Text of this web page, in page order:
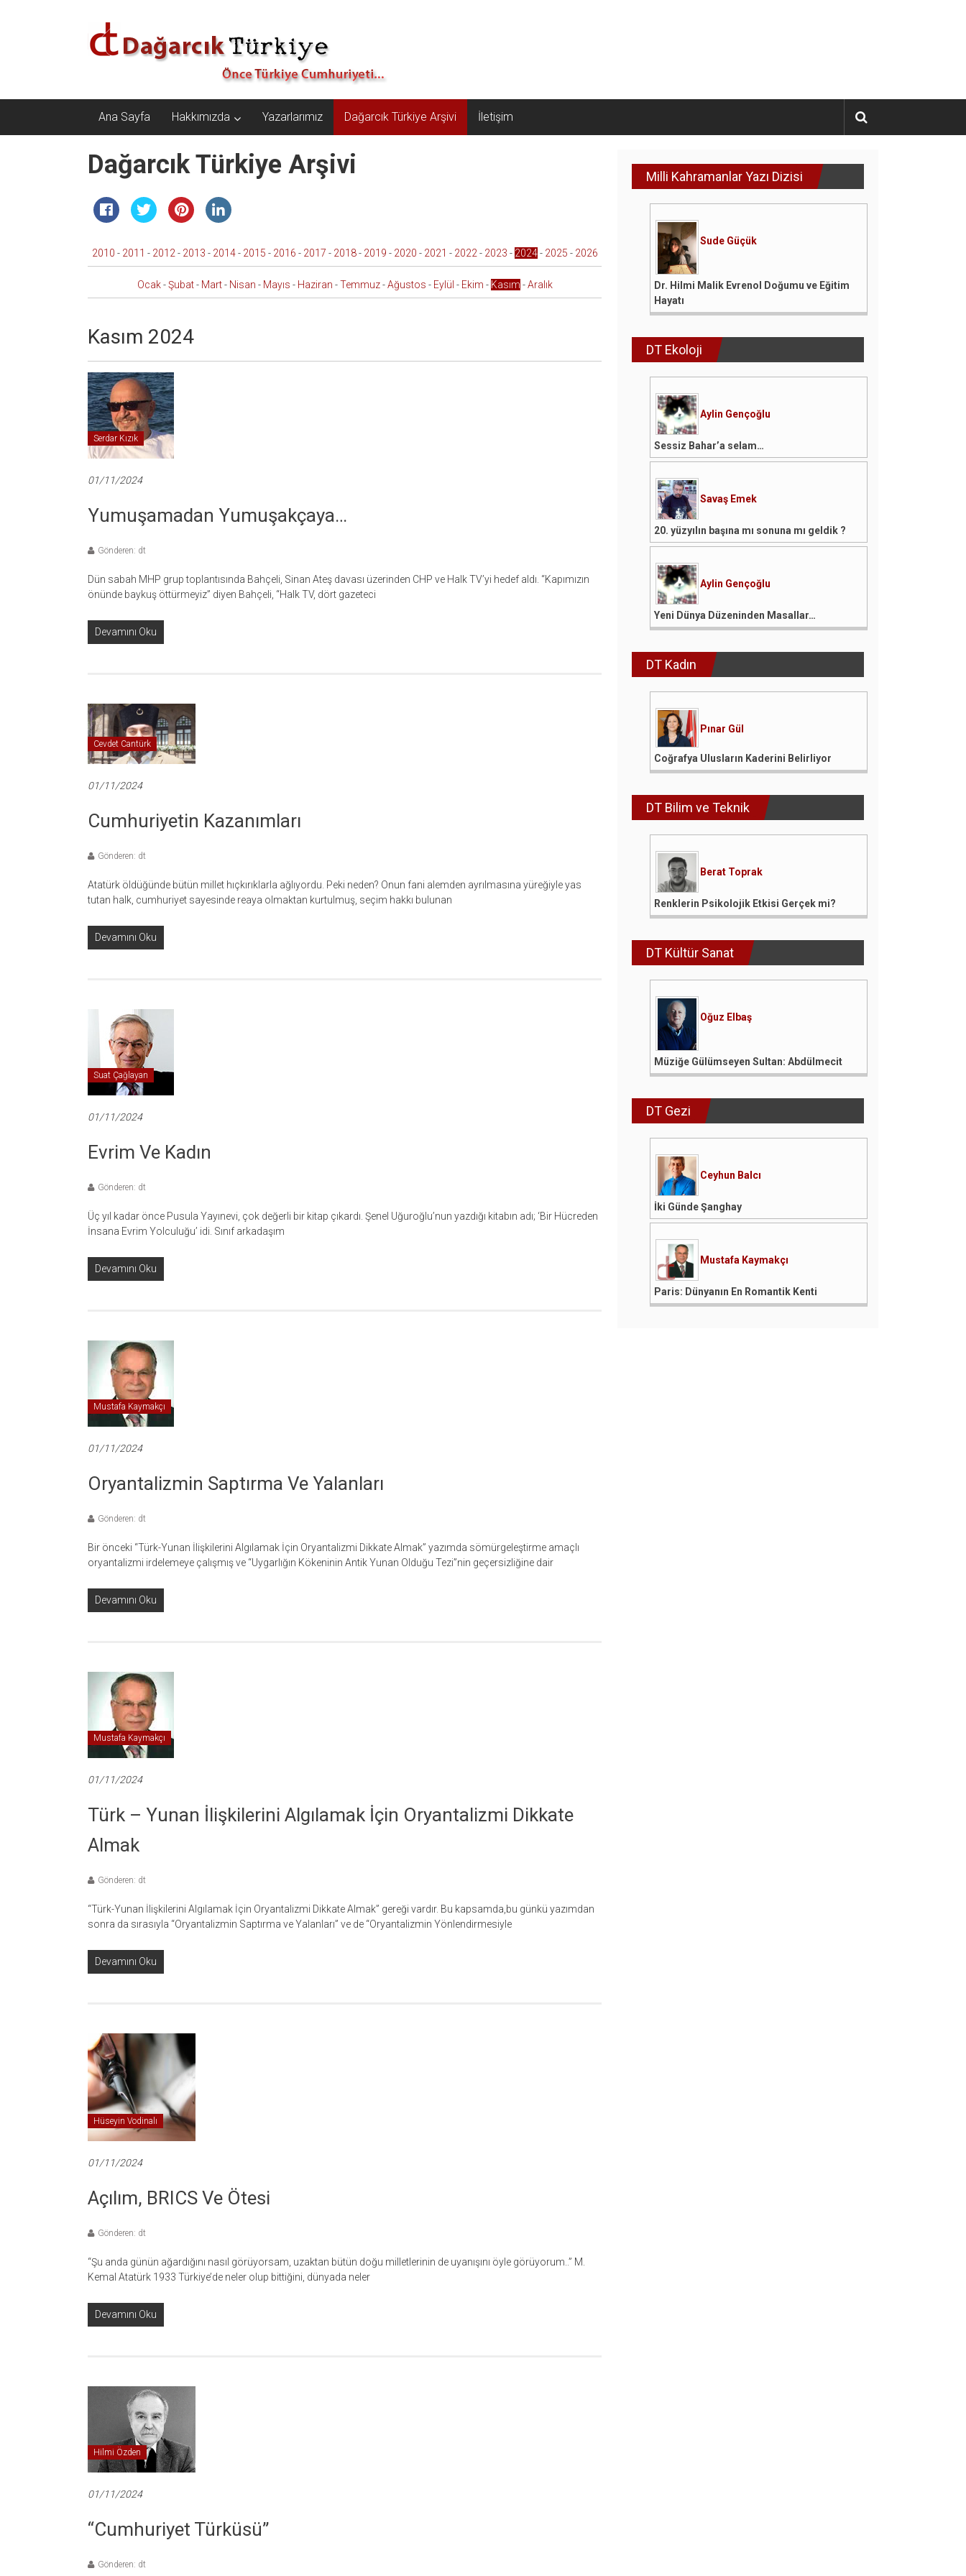
Dağarcık
Türkiye
Türkiye
Cumhuriyeti…
Ana Sayfa Hakkımızda Yazarlarımız Dağarcık Türkiye Arşivi İletişim
Dağarcık Türkiye Arşivi
2010 - 2011 - 2012 - 2013 - 2014- 2015 - 2016 - 2017 - 2018- 2019 - 2020 - 2021 - 2022 - 2023 - 2024- 2025 - 2026
Ocak-Şubat- Mart- Nisan - Mayıs - Haziran -Temmuz-Ağustos - Eylül - Ekim - Kasım -Aralık
Kasım 2024
Serdar Kızık
01/11/2024
Yumuşamadan Yumuşakçaya…
Gönderen: dt
Dün sabah MHP grup toplantısında Bahçeli, Sinan Ateş davası üzerinden CHP ve Halk TV’yi hedef aldı. “Kapımızın
önünde baykuş öttürmeyiz” diyen Bahçeli, “Halk TV, dört gazeteci
Devamını Oku
Cevdet Cantürk
01/11/2024
Cumhuriyetin Kazanımları
Gönderen: dt
Atatürk öldüğünde bütün millet hıçkırıklarla ağlıyordu. Peki neden? Onun fani alemden ayrılmasına yüreğiyle yas
tutan halk, cumhuriyet sayesinde reaya olmaktan kurtulmuş, seçim hakkı bulunan
Devamını Oku
Suat Çağlayan
01/11/2024
Evrim Ve Kadın
Gönderen: dt
Üç yıl kadar önce Pusula Yayınevi, çok değerli bir kitap çıkardı. Şenel Uğuroğlu’nun yazdığı kitabın adı; ‘Bir Hücreden
İnsana Evrim Yolculuğu’ idi. Sınıf arkadaşım
Devamını Oku
Mustafa Kaymakçı
01/11/2024
Oryantalizmin Saptırma Ve Yalanları
Gönderen: dt
Bir önceki “Türk-Yunan İlişkilerini Algılamak İçin Oryantalizmi Dikkate Almak” yazımda sömürgeleştirme amaçlı
oryantalizmi irdelemeye çalışmış ve “Uygarlığın Kökeninin Antik Yunan Olduğu Tezi”nin geçersizliğine dair
Devamını Oku
Mustafa Kaymakçı
01/11/2024
Türk – Yunan İlişkilerini Algılamak İçin Oryantalizmi Dikkate
Almak
Gönderen: dt
“Türk-Yunan İlişkilerini Algılamak İçin Oryantalizmi Dikkate Almak” gereği vardır. Bu kapsamda,bu günkü yazımdan
sonra da sırasıyla “Oryantalizmin Saptırma ve Yalanları” ve de “Oryantalizmin Yönlendirmesiyle
Devamını Oku
Hüseyin Vodinalı
01/11/2024
Açılım, BRICS Ve Ötesi
Gönderen: dt
“Şu anda günün ağardığını nasıl görüyorsam, uzaktan bütün doğu milletlerinin de uyanışını öyle görüyorum..” M.
Kemal Atatürk 1933 Türkiye’de neler olup bittiğini, dünyada neler
Devamını Oku
Hilmi Özden
01/11/2024
“Cumhuriyet Türküsü”
Gönderen: dt
Milli Kahramanlar Yazı Dizisi
Sude Güçük
Dr. Hilmi Malik Evrenol Doğumu ve Eğitim
Hayatı
DT Ekoloji
Aylin Gençoğlu
Sessiz Bahar’a selam…
Savaş Emek
20. yüzyılın başına mı sonuna mı geldik ?
Aylin Gençoğlu
Yeni Dünya Düzeninden Masallar…
DT Kadın
Pınar Gül
Coğrafya Ulusların Kaderini Belirliyor
DT Bilim ve Teknik
Berat Toprak
Renklerin Psikolojik Etkisi Gerçek mi?
DT Kültür Sanat
Oğuz Elbaş
Müziğe Gülümseyen Sultan: Abdülmecit
DT Gezi
Ceyhun Balcı
İki Günde Şanghay
Mustafa Kaymakçı
Paris: Dünyanın En Romantik Kenti